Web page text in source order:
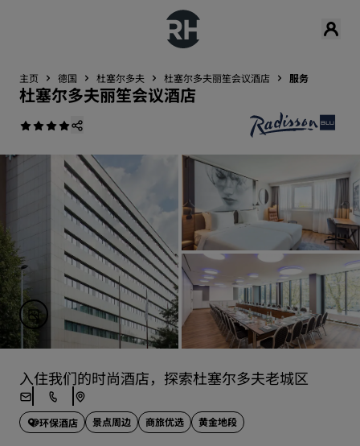
主页 德国 杜塞尔多夫 杜塞尔多夫丽笙会议酒店 服务
杜塞尔多夫丽笙会议酒店
入住我们的时尚酒店，探索杜塞尔多夫老城区
环保酒店 景点周边 商旅优选 黄金地段